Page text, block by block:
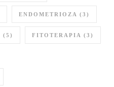
ENDOMETRIOZA (3)
(5) FITOTERAPIA (3)